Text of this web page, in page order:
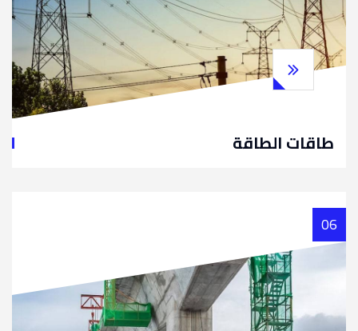
طاقات الطاقة
06